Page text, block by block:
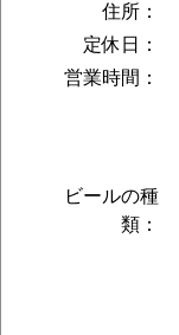
住所：
定休日：
営業時間：
ビールの種
類：